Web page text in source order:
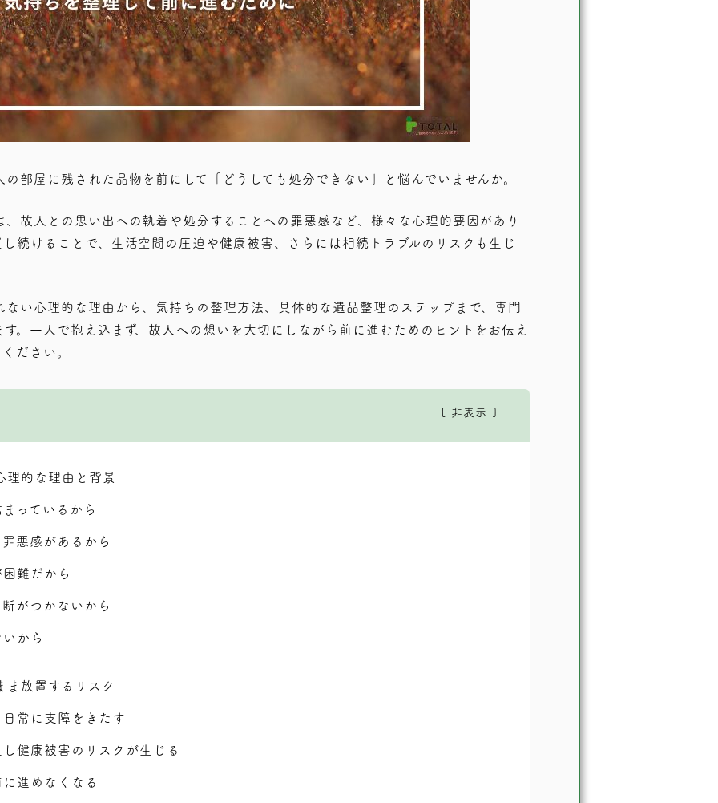
部屋に残された品物を前にして「どうしても処分できない」と悩んでいませんか。
故人との思い出への執着や処分することへの罪悪感など、様々な心理的要因があり
続けることで、生活空間の圧迫や健康被害、さらには相続トラブルのリスクも生じ
い心理的な理由から、気持ちの整理方法、具体的な遺品整理のステップまで、専門
。一人で抱え込まず、故人への想いを大切にしながら前に進むためのヒントをお伝え
ださい。
非表示
理的な理由と背景
っているから
悪感があるから
難だから
がつかないから
から
ま放置するリスク
常に支障をきたす
健康被害のリスクが生じる
進めなくなる